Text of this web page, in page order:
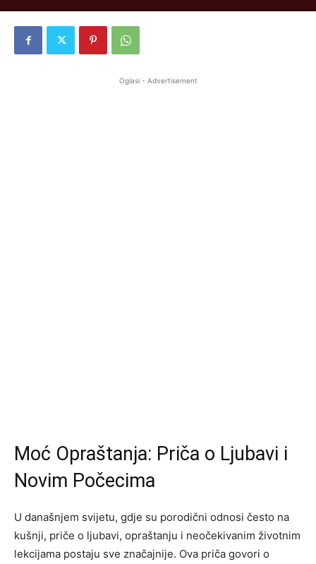
Oglasi - Advertisement
Moć Opraštanja: Priča o Ljubavi i
Novim Počecima
U današnjem svijetu, gdje su porodični odnosi često na
kušnji, priče o ljubavi, opraštanju i neočekivanim životnim
lekcijama postaju sve značajnije. Ova priča govori o